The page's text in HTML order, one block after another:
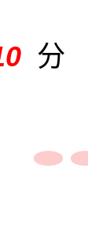
分